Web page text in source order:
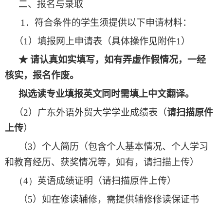
二、 报名与录取
1 ． 符合条件的学生须提供以下申请材料：
（1 ） 填报网上申请表 （具体操作见附件1 ）
★ 请认真如实填写， 如有弄虚作假情况， 一经
核实， 报名作废。
拟选读专业填报英文同时需填上中文翻译。
（2） 广东外语外贸大学学业成绩表 （请扫描原件
上传）
（3） 个人简历 （包含个人基本情况、 个人学习
和教育经历、 获奖情况等， 如有， 请扫描上传）
（4） 英语成绩证明 （请扫描原件上传）
（5） 如在修读辅修， 需提供辅修修读保证书